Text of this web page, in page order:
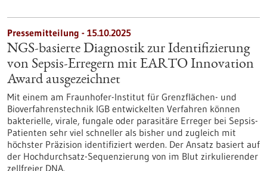
Pressemitteilung - 15.10.2025
NGS-basierte Diagnostik zur Identifizierung
von Sepsis-Erregern mit EARTO Innovation
Award ausgezeichnet
Mit einem am Fraunhofer-Institut für Grenzflächen- und
Bioverfahrenstechnik IGB entwickelten Verfahren können
bakterielle, virale, fungale oder parasitäre Erreger bei Sepsis-
Patienten sehr viel schneller als bisher und zugleich mit
höchster Präzision identifiziert werden. Der Ansatz basiert auf
der Hochdurchsatz-Sequenzierung von im Blut zirkulierender
zellfreier DNA.